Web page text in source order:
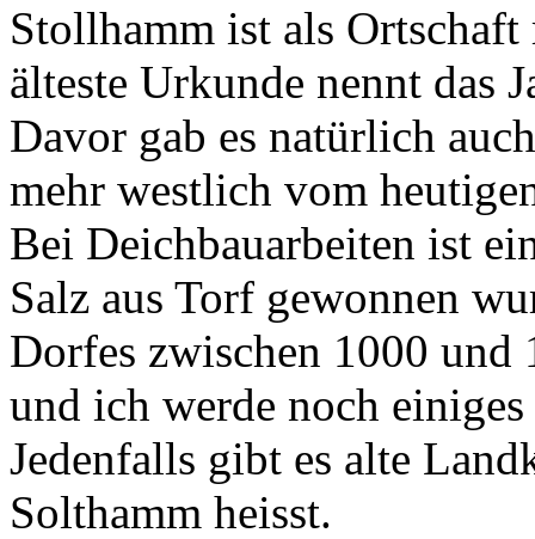
Stollhamm ist als
älteste Urkunde nennt das
Davor gab es natürlich
mehr westlich vom
Bei Deichbauarbeiten ist
Salz aus Torf gewonnen
Dorfes zwischen 1000 und
und ich werde noch
Jedenfalls gibt es alte
Solthamm heisst.